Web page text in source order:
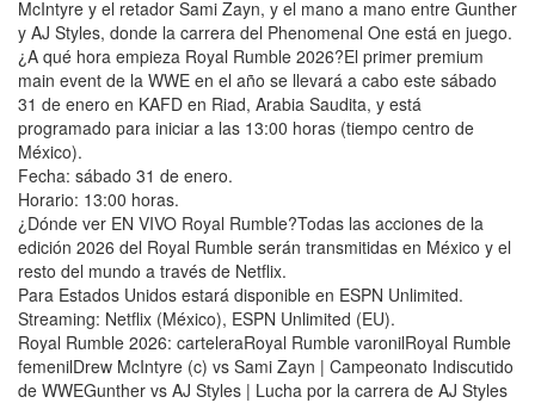
McIntyre y el retador Sami Zayn, y el mano a mano entre Gunther
y AJ Styles, donde la carrera del Phenomenal One está en juego.
¿A qué hora empieza Royal Rumble 2026?El primer premium
main event de la WWE en el año se llevará a cabo este sábado
31 de enero en KAFD en Riad, Arabia Saudita, y está
programado para iniciar a las 13:00 horas (tiempo centro de
México).
Fecha: sábado 31 de enero.
Horario: 13:00 horas.
¿Dónde ver EN VIVO Royal Rumble?Todas las acciones de la
edición 2026 del Royal Rumble serán transmitidas en México y el
resto del mundo a través de Netflix.
Para Estados Unidos estará disponible en ESPN Unlimited.
Streaming: Netflix (México), ESPN Unlimited (EU).
Royal Rumble 2026: carteleraRoyal Rumble varonilRoyal Rumble
femenilDrew McIntyre (c) vs Sami Zayn | Campeonato Indiscutido
de WWEGunther vs AJ Styles | Lucha por la carrera de AJ Styles